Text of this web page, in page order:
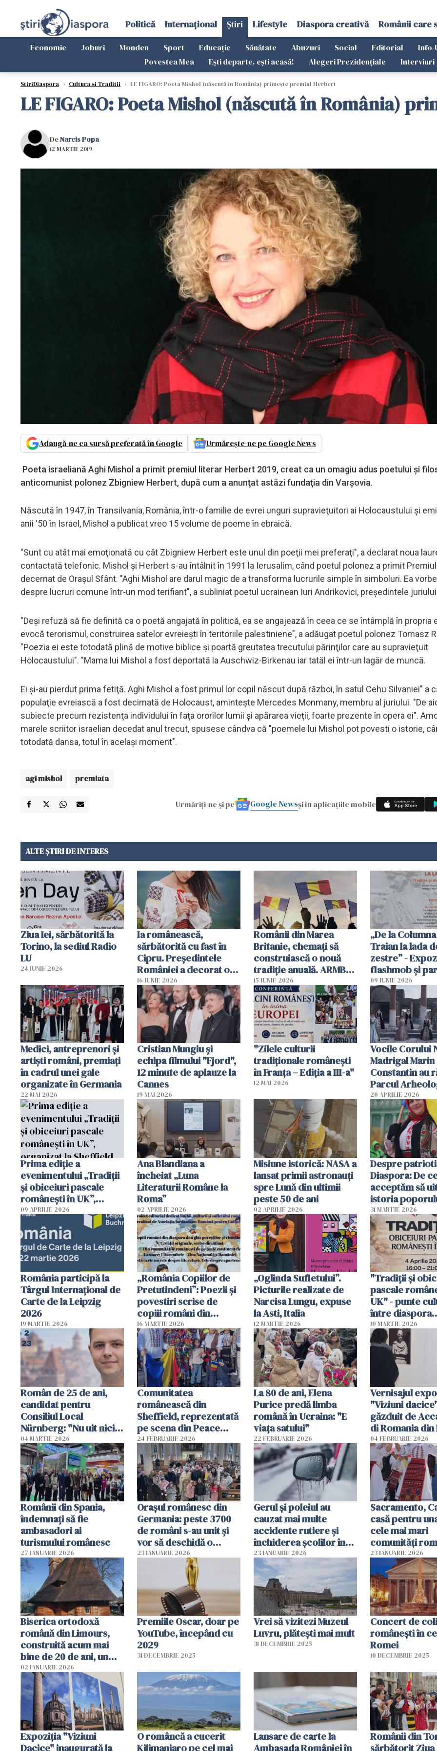
Politică Internațional Știri Lifestyle Diaspora creativă Românii care
Economie Joburi Monden Sport Educație Sănătate Abuzuri Social Editorial Info-
Povestea Mea
Ești departe, ești acasă! Alegeri Prezidențiale Interviuri
StiriDiaspora › Cultura si Traditii › LE FIGARO: Poeta Mishol (născută în România) primeşte premiul Herbert
LE FIGARO: Poeta Mishol (născută în România)
DeNarcis Popa
12 MARTIE 2019
Adaugă-ne ca sursă preferată în Google Urmărește-ne pe Google News
Poeta israeliană Aghi Mishol a primit premiul literar Herbert 2019, creat ca un omagiu adus poetului şi
anticomunist polonez Zbigniew Herbert, după cum a anunţat astăzi fundaţia din Varşovia.
Născută în 1947, în Transilvania, România, într-o familie de evrei unguri supravieţuitori ai Holocaustului şi
anii '50 în Israel, Mishol a publicat vreo 15 volume de poeme în ebraică.
"Sunt cu atât mai emoţionată cu cât Zbigniew Herbert este unul din poeţii mei preferaţi", a declarat noua
contactată telefonic. Mishol şi Herbert s-au întâlnit în 1991 la Ierusalim, când poetul polonez a primit
decernat de Oraşul Sfânt. "Aghi Mishol are darul magic de a transforma lucrurile simple în simboluri. Ea
despre lucruri comune într-un mod terifiant", a subliniat poetul ucrainean Iuri Andrikovici, preşedintele
"Deşi refuză să fie definită ca o poetă angajată în politică, ea se angajează în ceea ce se întâmplă în propria
evocă terorismul, construirea satelor evreieşti în teritoriile palestiniene", a adăugat poetul polonez Tomasz
"Poezia ei este totodată plină de motive biblice şi poartă greutatea trecutului părinţilor care au supravieţuit
Holocaustului". "Mama lui Mishol a fost deportată la Auschwiz-Birkenau iar tatăl ei într-un lagăr de muncă.
Ei şi-au pierdut prima fetiţă. Aghi Mishol a fost primul lor copil născut după război, în satul Cehu Silvaniei" a
populaţie evreiască a fost decimată de Holocaust, aminteşte Mercedes Monmany, membru al juriului. "De
subiecte precum rezistenţa individului în faţa ororilor lumii şi apărarea vieţii, foarte prezente în opera ei".
marele scriitor israelian decedat anul trecut, spusese cândva că "poemele lui Mishol pot povesti o istorie,
totodată dansa, totul în acelaşi moment".
agi mishol premiata
Urmăriți-ne și pe Google Newsși în aplicațiile mobile
ALTE ȘTIRI DE INTERES
Ziua Iei, sărbătorită la
Torino, la sediul Radio
LU
24 IUNIE 2026
Ia românească,
sărbătorită cu fast în
Cipru. Președintele
României a decorat o
organizație
românească
16 IUNIE 2026
Românii din Marea
Britanie, chemați să
construiască o nouă
tradiție anuală. ARMB
propune „Ziua
Românilor din Marea
Britanie”
15 IUNIE 2026
„De la
Traian la lada
zestre” -
flashmob și
costume
românești în
Romei
09 IUNIE 2026
Medici, antreprenori și
artiști români, premiați
în cadrul unei gale
organizate în Germania
22 MAI 2026
Cristian Mungiu şi
echipa filmului "Fjord",
12 minute de aplauze la
Cannes
19 MAI 2026
"Zilele culturii
tradiționale românești
în Franța – Ediția a III-a"
12 MAI 2026
Vocile Corului
Madrigal Marin
Constantin au
Parcul
Pompei
20 APRILIE 2026
Prima ediție a
evenimentului „Tradiții
și obiceiuri pascale
românești în UK”,
organizat la Sheffield
09 APRILIE 2026
Ana Blandiana a
încheiat „Luna
Literaturii Române la
Roma”
02 APRILIE 2026
Misiune istorică: NASA a
lansat primii astronauţi
spre Lună din ultimii
peste 50 de ani
02 APRILIE 2026
Despre
Diaspora: De
acceptăm să
istoria
nostru?
31 MARTIE 2026
România participă la
Târgul Internațional de
Carte de la Leipzig
2026
19 MARTIE 2026
„România Copiilor de
Pretutindeni”: Poezii și
povestiri scrise de
copiii români din
diaspora, adunate într-
un volum unic
16 MARTIE 2026
„Oglinda Sufletului”.
Picturile realizate de
Narcisa Lungu, expuse
la Asti, Italia
12 MARTIE 2026
"Tradiții și
pascale
UK" - punte
între diaspora
românească și
Beiușului
10 MARTIE 2026
Român de 25 de ani,
candidat pentru
Consiliul Local
Nürnberg: "Nu uit nicio
clipă rădăcinile și limba
română"
04 MARTIE 2026
Comunitatea
românească din
Sheffield, reprezentată
pe scena din Peace
Gardens cu ocazia
celebrării Anului Nou
Chinezesc
24 FEBRUARIE 2026
La 80 de ani, Elena
Purice predă limba
română în Ucraina: "E
viața satului"
22 FEBRUARIE 2026
Vernisajul
"Viziuni
găzduit de
di Romania din
04 FEBRUARIE 2026
Românii din Spania,
îndemnați să fie
ambasadori ai
turismului românesc
27 IANUARIE 2026
Orașul românesc din
Germania: peste 3700
de români s-au unit și
vor să deschidă o
grădiniță
23 IANUARIE 2026
Gerul şi poleiul au
cauzat mai multe
accidente rutiere şi
închiderea şcolilor în
Germania
23 IANUARIE 2026
Sacramento,
casă pentru
cele mai mari
comunități
din SUA
23 IANUARIE 2026
Biserica ortodoxă
română din Limours,
construită acum mai
bine de 20 de ani, un
edificiu unic în Franţa
02 IANUARIE 2026
Premiile Oscar, doar pe
YouTube, începând cu
2029
31 DECEMBRIE 2025
Vrei să vizitezi Muzeul
Luvru, plătești mai mult
31 DECEMBRIE 2025
Concert de
româneşti în
Romei
10 DECEMBRIE 2025
Expoziția "Viziuni
Dacice" inaugurată la
O româncă a cucerit
Kilimanjaro pe cel mai
Lansare de carte la
Ambasada României în
Românii din
sărbătorit Ziua